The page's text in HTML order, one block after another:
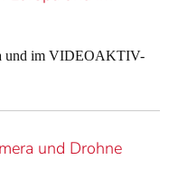
und im VIDEOAKTIV-